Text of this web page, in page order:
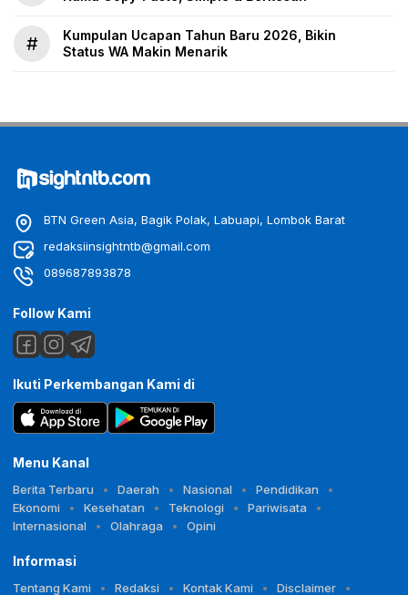
#
Kumpulan Ucapan Tahun Baru 2026, Bikin
Status WA Makin Menarik
BTN Green Asia, Bagik Polak, Labuapi, Lombok Barat
redaksiinsightntb@gmail.com
089687893878
Follow Kami
Ikuti Perkembangan Kami di
Menu Kanal
Berita Terbaru Daerah Nasional
Pendidikan
Ekonomi
Kesehatan Teknologi
Pariwisata
Internasional
Olahraga Opini
Informasi
Tentang Kami Redaksi Kontak Kami Disclaimer